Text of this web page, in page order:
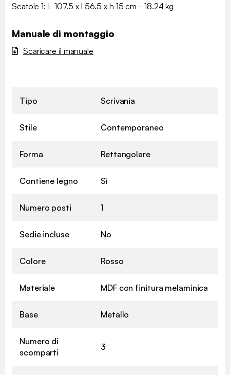
Scatole 1: L 107.5 x l 56.5 x h 15 cm - 18.24 kg
Manuale di montaggio
Scaricare il manuale
Tipo Scrivania
Stile Contemporaneo
Forma Rettangolare
Contiene legno Sì
Numero posti 1
Sedie incluse No
Colore Rosso
Materiale MDF con finitura melaminica
Base Metallo
Numero di
scomparti
3